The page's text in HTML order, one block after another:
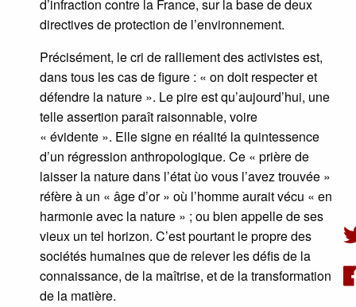
d’infraction contre la France, sur la base de deux
directives de protection de l’environnement.
Précisément, le cri de ralliement des activistes est,
dans tous les cas de figure : « on doit respecter et
défendre la nature ». Le pire est qu’aujourd’hui, une
telle assertion paraît raisonnable, voire
« évidente ». Elle signe en réalité la quintessence
d’un régression anthropologique. Ce « prière de
laisser la nature dans l’état ùo vous l’avez trouvée »
réfère à un « âge d’or » où l’homme aurait vécu « en
harmonie avec la nature » ; ou bien appelle de ses
vieux un tel horizon. C’est pourtant le propre des
sociétés humaines que de relever les défis de la
connaissance, de la maîtrise, et de la transformation
de la matière.